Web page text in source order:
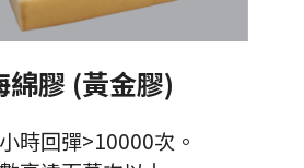
膠 (黃金膠)
時回彈>10000次。